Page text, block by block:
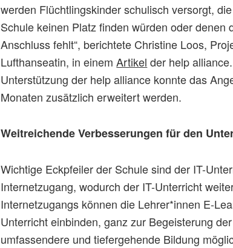
werden Flüchtlingskinder schulisch versorgt,
Schule keinen Platz finden würden oder denen
Anschluss fehlt“, berichtete Christine Loos,
Lufthanseatin, in einemArtikel der help
Unterstützung der help alliance konnte das
Monaten zusätzlich erweitert werden.
Weitreichende Verbesserungen für den
Wichtige Eckpfeiler der Schule sind der IT-
Internetzugang, wodurch der IT-Unterricht
Internetzugangs können die Lehrer*innen E-
Unterricht einbinden, ganz zur Begeisterung
umfassendere und tiefergehende Bildung